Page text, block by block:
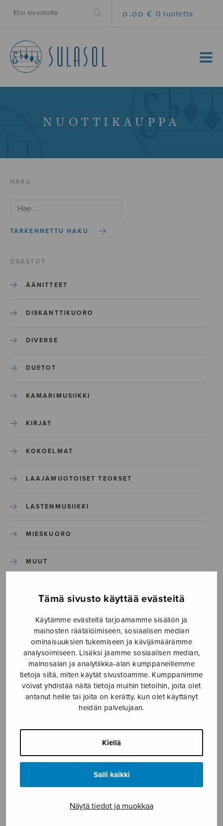
Tämä sivusto käyttää evästeitä
Käytämme evästeitä tarjoamamme sisällön ja
mainosten räätälöimiseen, sosiaalisen median
ominaisuuksien tukemiseen ja kävijämäärämme
analysoimiseen. Lisäksi jaamme sosiaalisen median,
mainosalan ja analytiikka-alan kumppaneillemme
tietoja siitä, miten käytät sivustoamme. Kumppanimme
voivat yhdistää näitä tietoja muihin tietoihin, joita olet
antanut heille tai joita on kerätty, kun olet käyttänyt
heidän palvelujaan.
Kiellä
Salli kaikki
Näytä tiedot ja muokkaa
0.00 € 0 tuotetta
MENU
NUOTTIKAUPPA
HAKU
TARKENNETTU HAKU
OSASTOT
ÄÄNITTEET
DISKANTTIKUORO
DIVERSE
DUETOT
KAMARIMUSIIKKI
KIRJAT
KOKOELMAT
LAAJAMUOTOISET TEOKSET
LASTENMUSIIKKI
MIESKUORO
MUUT
SEKAKUORO
SOITINKOULUT JA OPPAAT
SOITINMUSIIKKI
YKSINLAULU
YLEINEN
Sulasol nuottikauppa
Myymälä avoinna